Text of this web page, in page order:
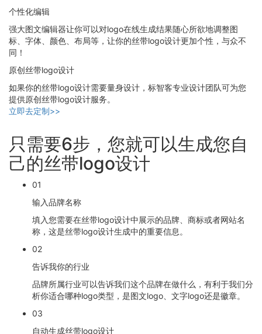
个性化编辑
强大图文编辑器让你可以对logo在线生成结果随心所欲地调整图
标、字体、颜色、布局等，让你的丝带logo设计更加个性，与众不
同！
原创丝带logo设计
如果你的丝带logo设计需要量身设计，标智客专业设计团队可为您
提供原创丝带logo设计服务。
立即去定制>>
只需要6步，您就可以生成您自
己的丝带logo设计
01
输入品牌名称
填入您需要在丝带logo设计中展示的品牌、商标或者网站名
称，这是丝带logo设计生成中的重要信息。
02
告诉我你的行业
品牌所属行业可以告诉我们这个品牌在做什么，有利于我们分
析你适合哪种logo类型，是图文logo、文字logo还是徽章。
03
自动生成丝带logo设计